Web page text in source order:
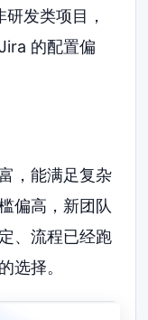
发类项目，
的配置偏
，能满足复杂
偏高，新团队
、流程已经跑
选择。